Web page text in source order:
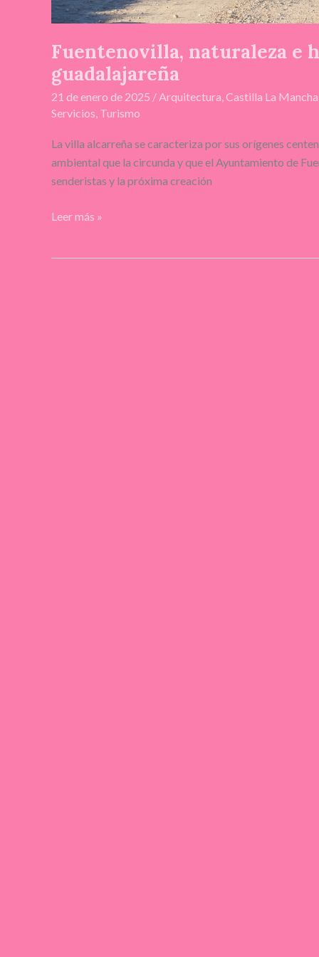
Fuentenovilla, naturaleza e
guadalajareña
21 de enero de 2025 / Arquitectura Castilla La Mancha
Servicios Turismo
La villa alcarreña se caracteriza por sus orígenes
ambiental que la circunda y que el Ayuntamiento de
senderistas y la próxima creación
Leer más »